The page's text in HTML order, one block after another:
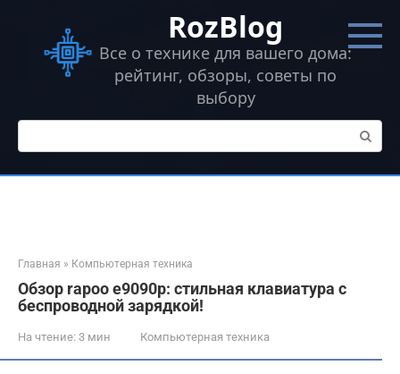
контенту
RozBlog
Все о технике для вашего дома:
рейтинг, обзоры, советы по
выбору
Поиск:
Главная » Компьютерная техника
Обзор rapoo e9090p: стильная клавиатура с
беспроводной зарядкой!
На чтение: 3 мин Компьютерная техника